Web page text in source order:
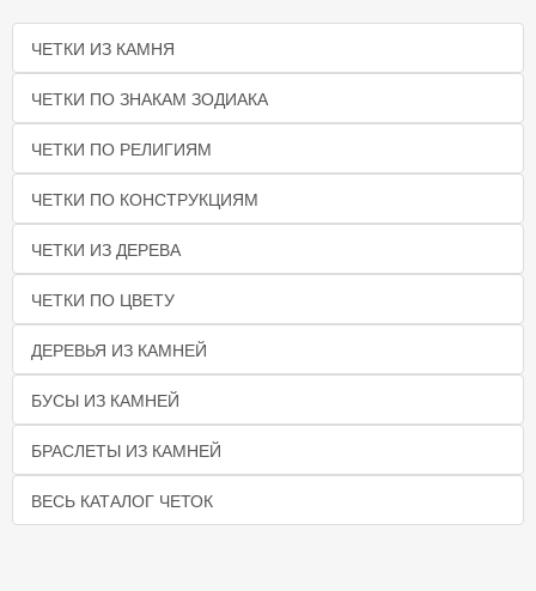
ЧЕТКИ ИЗ КАМНЯ
ЧЕТКИ ПО ЗНАКАМ ЗОДИАКА
ЧЕТКИ ПО РЕЛИГИЯМ
ЧЕТКИ ПО КОНСТРУКЦИЯМ
ЧЕТКИ ИЗ ДЕРЕВА
ЧЕТКИ ПО ЦВЕТУ
ДЕРЕВЬЯ ИЗ КАМНЕЙ
БУСЫ ИЗ КАМНЕЙ
БРАСЛЕТЫ ИЗ КАМНЕЙ
ВЕСЬ КАТАЛОГ ЧЕТОК